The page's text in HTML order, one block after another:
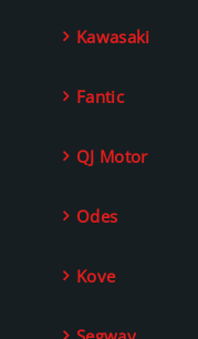
Kawasaki
Fantic
QJ Motor
Odes
Kove